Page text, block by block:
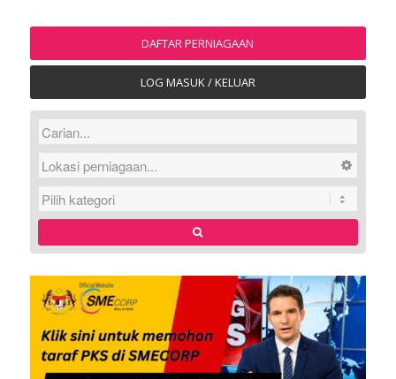
DAFTAR PERNIAGAAN
LOG MASUK / KELUAR